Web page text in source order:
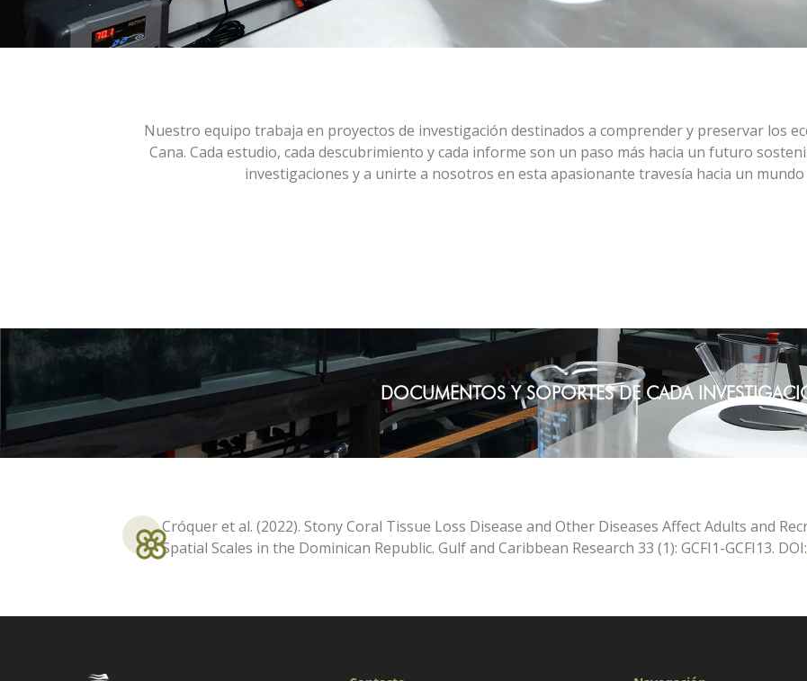
Nuestro equipo trabaja en proyectos de investigación destinados a comprender y preservar los
Cana. Cada estudio, cada descubrimiento y cada informe son un paso más hacia un futuro
investigaciones y a unirte a nosotros en esta apasionante travesía hacia un
DOCUMENTOS Y SOPORTES DE CADA
Cróquer et al. (2022). Stony Coral Tissue Loss Disease and Other Diseases Affect Adults and
Spatial Scales in the Dominican Republic. Gulf and Caribbean Research 33 (1): GCFI1-GCFI13. DOI: